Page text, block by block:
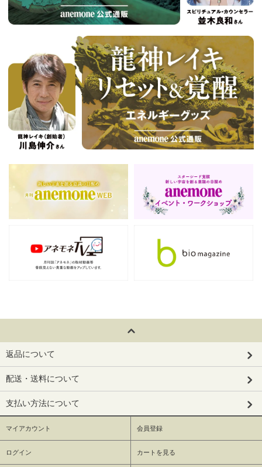
返品について
配送・送料について
支払い方法について
マイアカウント 会員登録
ログイン カートを見る